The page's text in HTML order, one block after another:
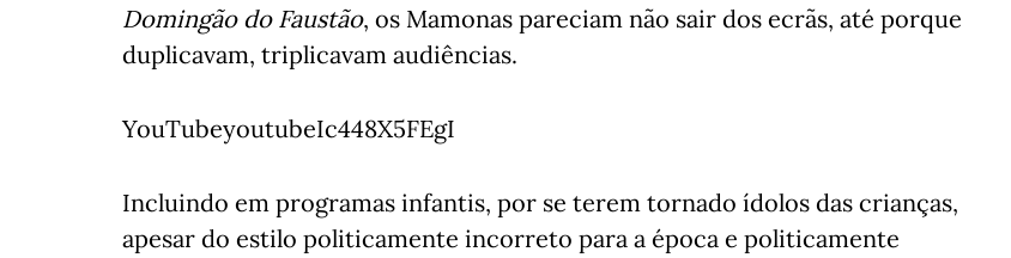
Domingão do Faustão, os Mamonas pareciam não sair dos ecrãs, até porque
duplicavam, triplicavam audiências.
YouTubeyoutubeIc448X5FEgI
Incluindo em programas infantis, por se terem tornado ídolos das crianças,
apesar do estilo politicamente incorreto para a época e politicamente